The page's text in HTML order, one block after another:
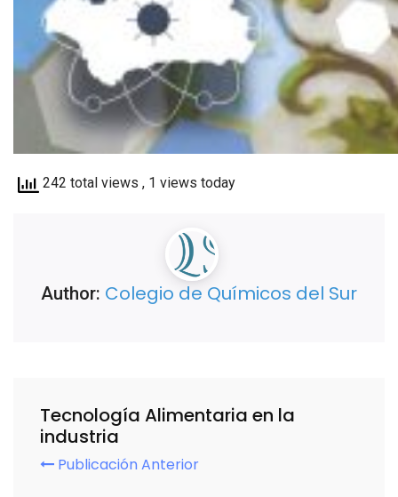
242 total views , 1 views today
Author: Colegio de Químicos del Sur
Tecnología Alimentaria en la
industria
Publicación Anterior